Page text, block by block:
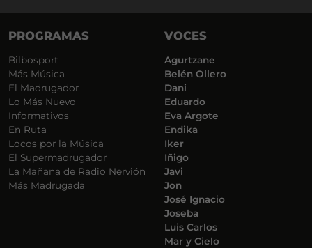
PROGRAMAS
Bilbosport
Más Música
El Madrugador
Lo Más Nuevo
Informativos
En Ruta
Locos por la Música
El Supermadrugador
La Mañana de Radio Nervión
Más Madrugada
VOCES
Agurtzane
Belén Ollero
Dani
Eduardo
Eva Argote
Endika
Iker
Iñigo
Javi
Jon
José Ignacio
Joseba
Luis Carlos
Mar y Cielo